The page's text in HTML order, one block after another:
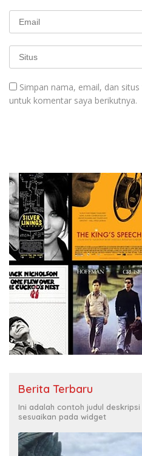
Simpan nama, email, dan
untuk komentar saya berikutnya.
Berita Terbaru
Ini adalah contoh judul
sesuaikan pada widget